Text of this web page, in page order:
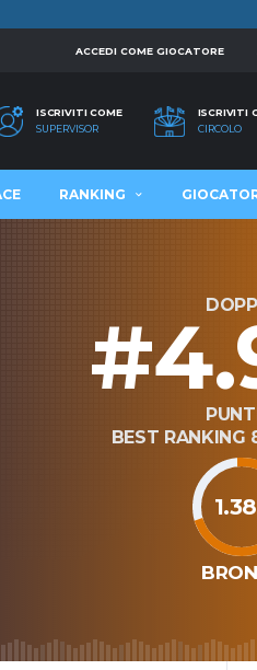
ACCEDI COME GIOCATORE
ISCRIVITI COME
SUPERVISOR
ISCRIVITI
CIRCOLO
RANKING
BEST